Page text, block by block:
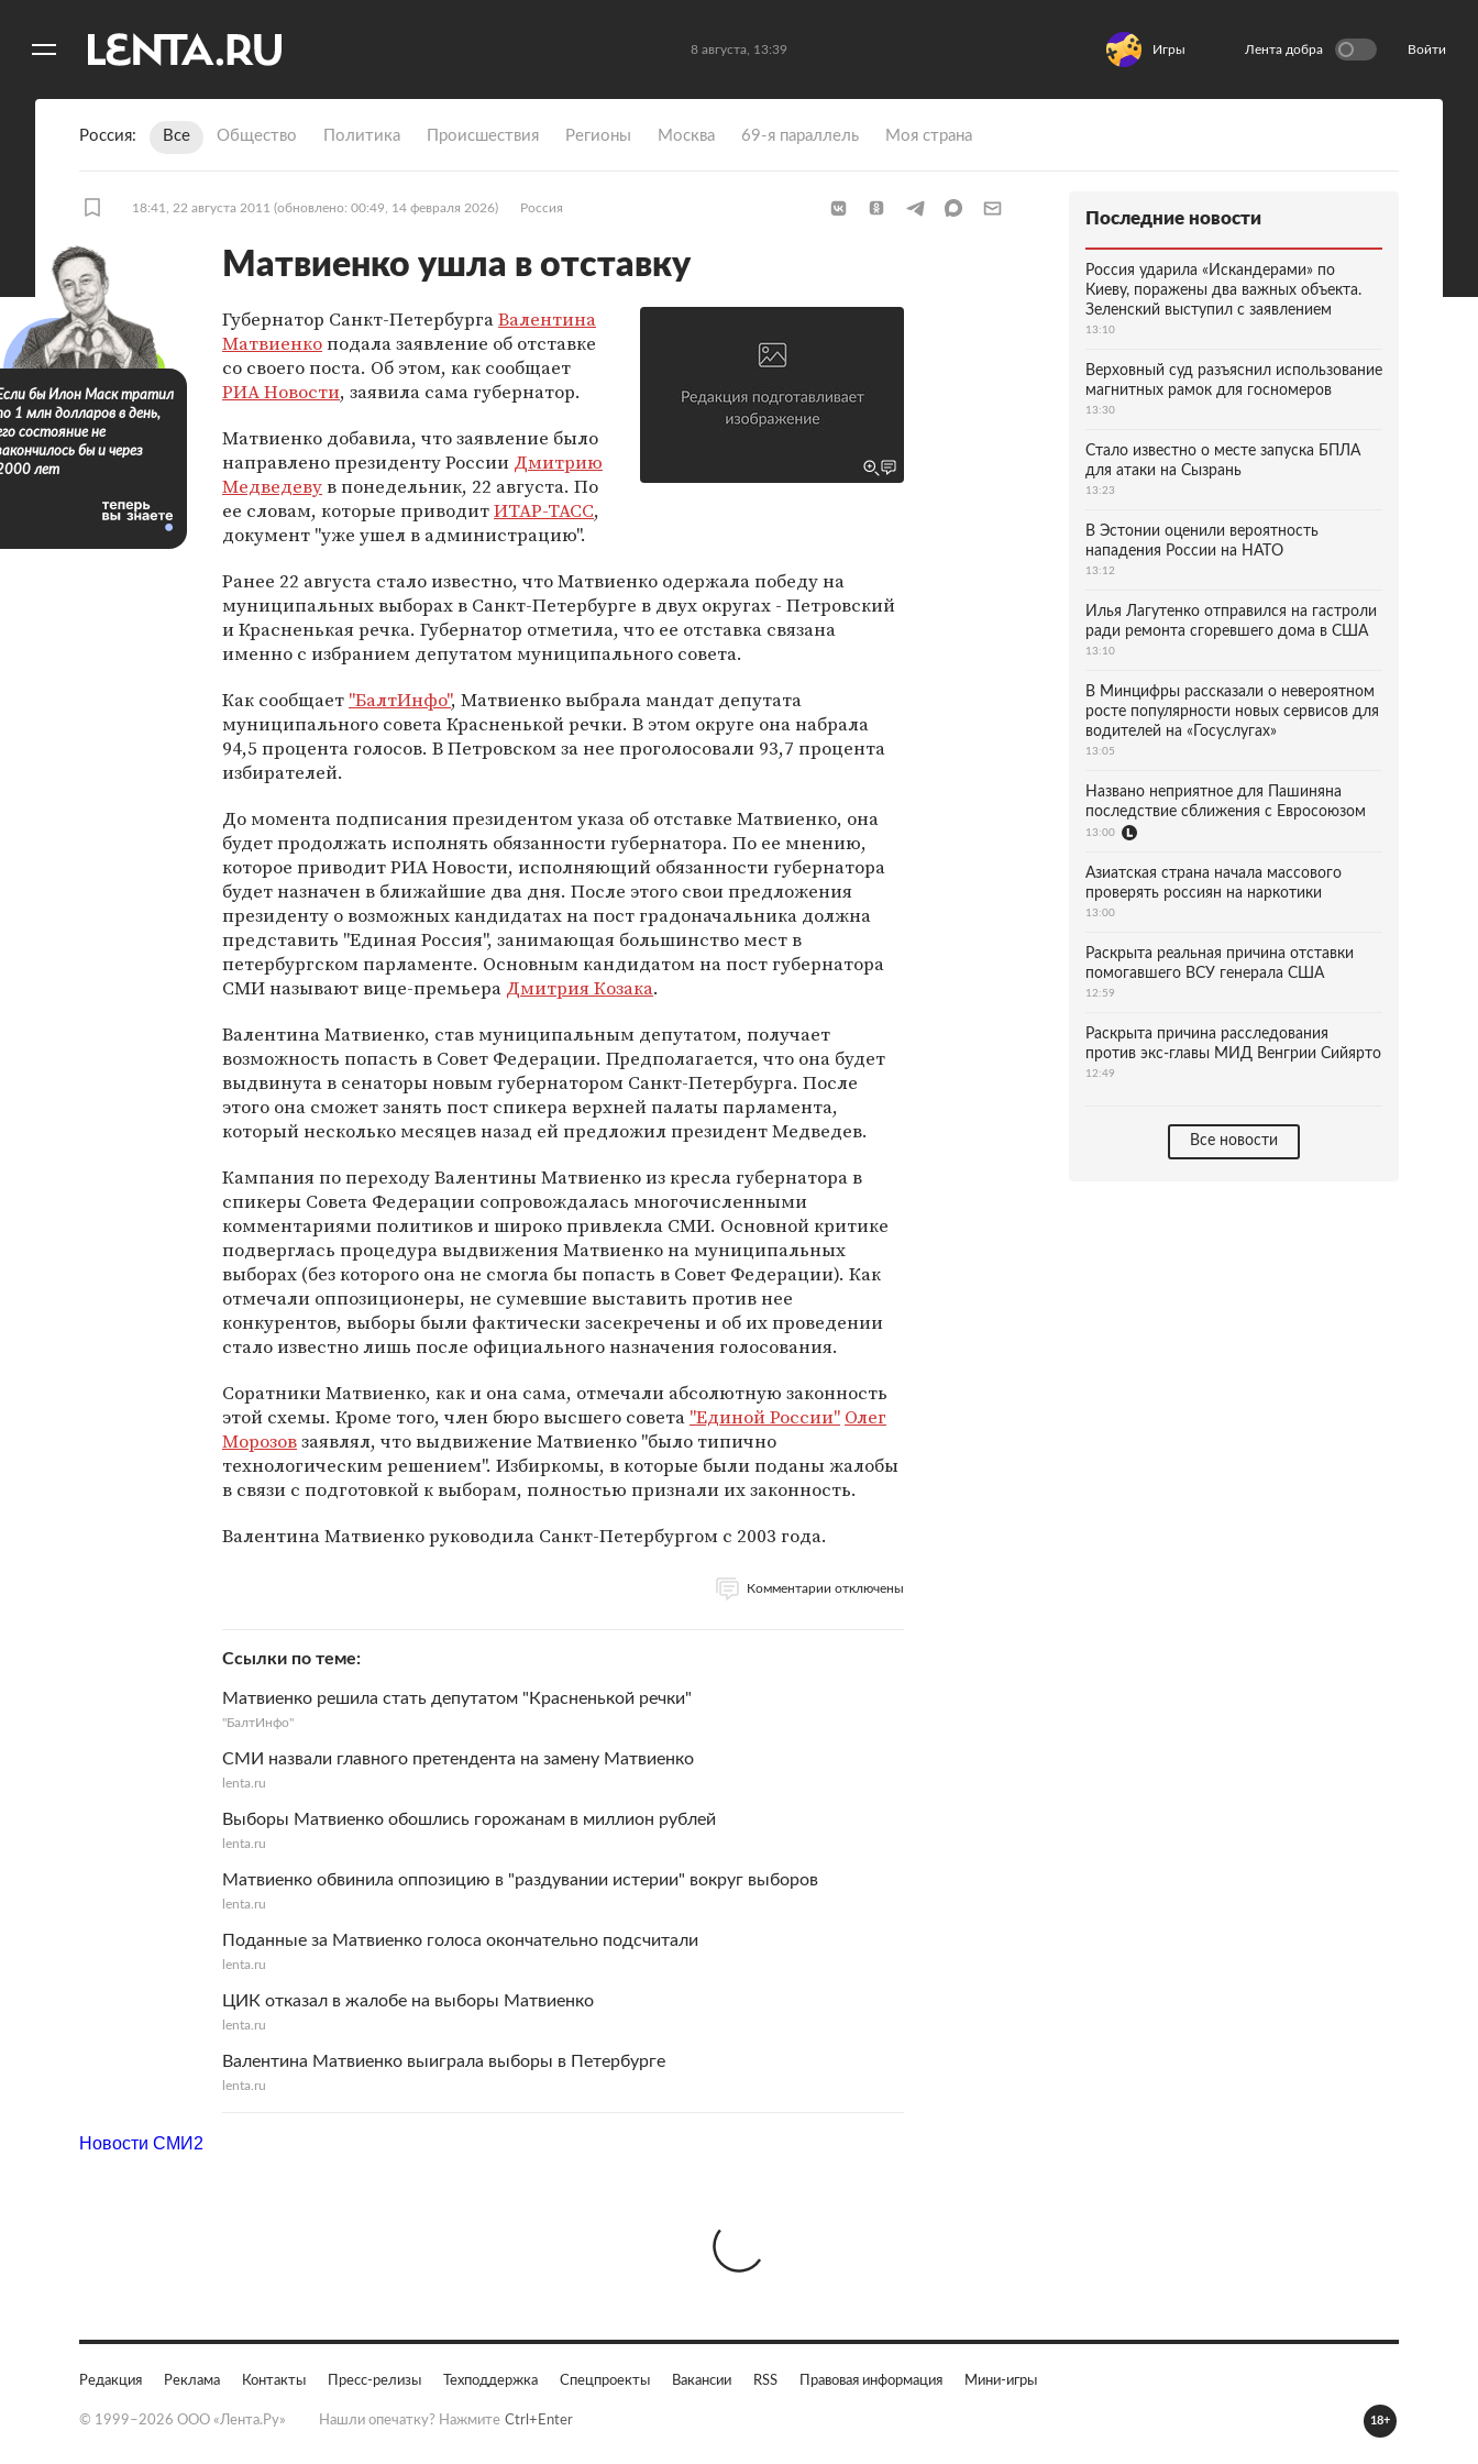
8 августа, 13:39 Игры Лента добра Войти
Россия Все Общество Политика Происшествия Регионы Москва 69-я параллель Моя страна
18:41, 22 августа 2011 (обновлено: 00:49, 14 февраля 2026) Россия
Матвиенко ушла в отставку
Губернатор Санкт-ПетербургаВалентина
Матвиенкоподала заявление об отставке
со своего поста. Об этом, как сообщает
РИА Новости, заявила сама губернатор.
Матвиенко добавила, что заявление было
направлено президенту России Дмитрию
Медведевув понедельник, 22 августа. По
ее словам, которые приводитИТАР-ТАСС,
документ "уже ушел в администрацию".
Ранее 22 августа стало известно, что Матвиенко одержала победу на
муниципальных выборах в Санкт-Петербурге в двух округах - Петровский
и Красненькая речка. Губернатор отметила, что ее отставка связана
именно с избранием депутатом муниципального совета.
Как сообщает "БалтИнфо", Матвиенко выбрала мандат депутата
муниципального совета Красненькой речки. В этом округе она набрала
94,5 процента голосов. В Петровском за нее проголосовали 93,7 процента
избирателей.
До момента подписания президентом указа об отставке Матвиенко, она
будет продолжать исполнять обязанности губернатора. По ее мнению,
которое приводит РИА Новости, исполняющий обязанности губернатора
будет назначен в ближайшие два дня. После этого свои предложения
президенту о возможных кандидатах на пост градоначальника должна
представить "Единая Россия", занимающая большинство мест в
петербургском парламенте. Основным кандидатом на пост губернатора
СМИ называют вице-премьера Дмитрия Козака.
Валентина Матвиенко, став муниципальным депутатом, получает
возможность попасть в Совет Федерации. Предполагается, что она будет
выдвинута в сенаторы новым губернатором Санкт-Петербурга. После
этого она сможет занять пост спикера верхней палаты парламента,
который несколько месяцев назад ей предложил президент Медведев.
Кампания по переходу Валентины Матвиенко из кресла губернатора в
спикеры Совета Федерации сопровождалась многочисленными
комментариями политиков и широко привлекла СМИ. Основной критике
подверглась процедура выдвижения Матвиенко на муниципальных
выборах (без которого она не смогла бы попасть в Совет Федерации). Как
отмечали оппозиционеры, не сумевшие выставить против нее
конкурентов, выборы были фактически засекречены и об их проведении
стало известно лишь после официального назначения голосования.
Соратники Матвиенко, как и она сама, отмечали абсолютную законность
этой схемы. Кроме того, член бюро высшего совета "Единой России" Олег
Морозовзаявлял, что выдвижение Матвиенко "было типично
технологическим решением". Избиркомы, в которые были поданы жалобы
в связи с подготовкой к выборам, полностью признали их законность.
Валентина Матвиенко руководила Санкт-Петербургом с 2003 года.
Комментарии отключены
Ссылки по теме
Матвиенко решила стать депутатом "Красненькой речки"
"БалтИнфо"
СМИ назвали главного претендента на замену Матвиенко
lenta.ru
Выборы Матвиенко обошлись горожанам в миллион рублей
lenta.ru
Матвиенко обвинила оппозицию в "раздувании истерии" вокруг выборов
lenta.ru
Поданные за Матвиенко голоса окончательно подсчитали
lenta.ru
ЦИК отказал в жалобе на выборы Матвиенко
lenta.ru
Валентина Матвиенко выиграла выборы в Петербурге
lenta.ru
бы Илон Маск тратил
1 млн долларов в день,
состояние не
бы и через
лет
Последние новости
Россия ударила «Искандерами» по
Киеву, поражены два важных объекта.
Зеленский выступил с заявлением
13:10
Верховный суд разъяснил использование
магнитных рамок для госномеров
13:30
Стало известно о месте запуска БПЛА
для атаки на Сызрань
13:23
В Эстонии оценили вероятность
нападения России на НАТО
13:12
Илья Лагутенко отправился на гастроли
ради ремонта сгоревшего дома в США
13:10
В Минцифры рассказали о невероятном
росте популярности новых сервисов для
водителей на «Госуслугах»
13:05
Названо неприятное для Пашиняна
последствие сближения с Евросоюзом
13:00
Азиатская страна начала массового
проверять россиян на наркотики
13:00
Раскрыта реальная причина отставки
помогавшего ВСУ генерала США
12:59
Раскрыта причина расследования
против экс-главы МИД Венгрии Сийярто
12:49
Все новости
Новости СМИ2
Редакция Реклама Контакты Пресс-релизы Техподдержка Спецпроекты Вакансии RSS Правовая информация Мини-игры
© 1999–2026 ООО «Лента.Ру» Нашли опечатку? Нажмите Ctrl+Enter 18+